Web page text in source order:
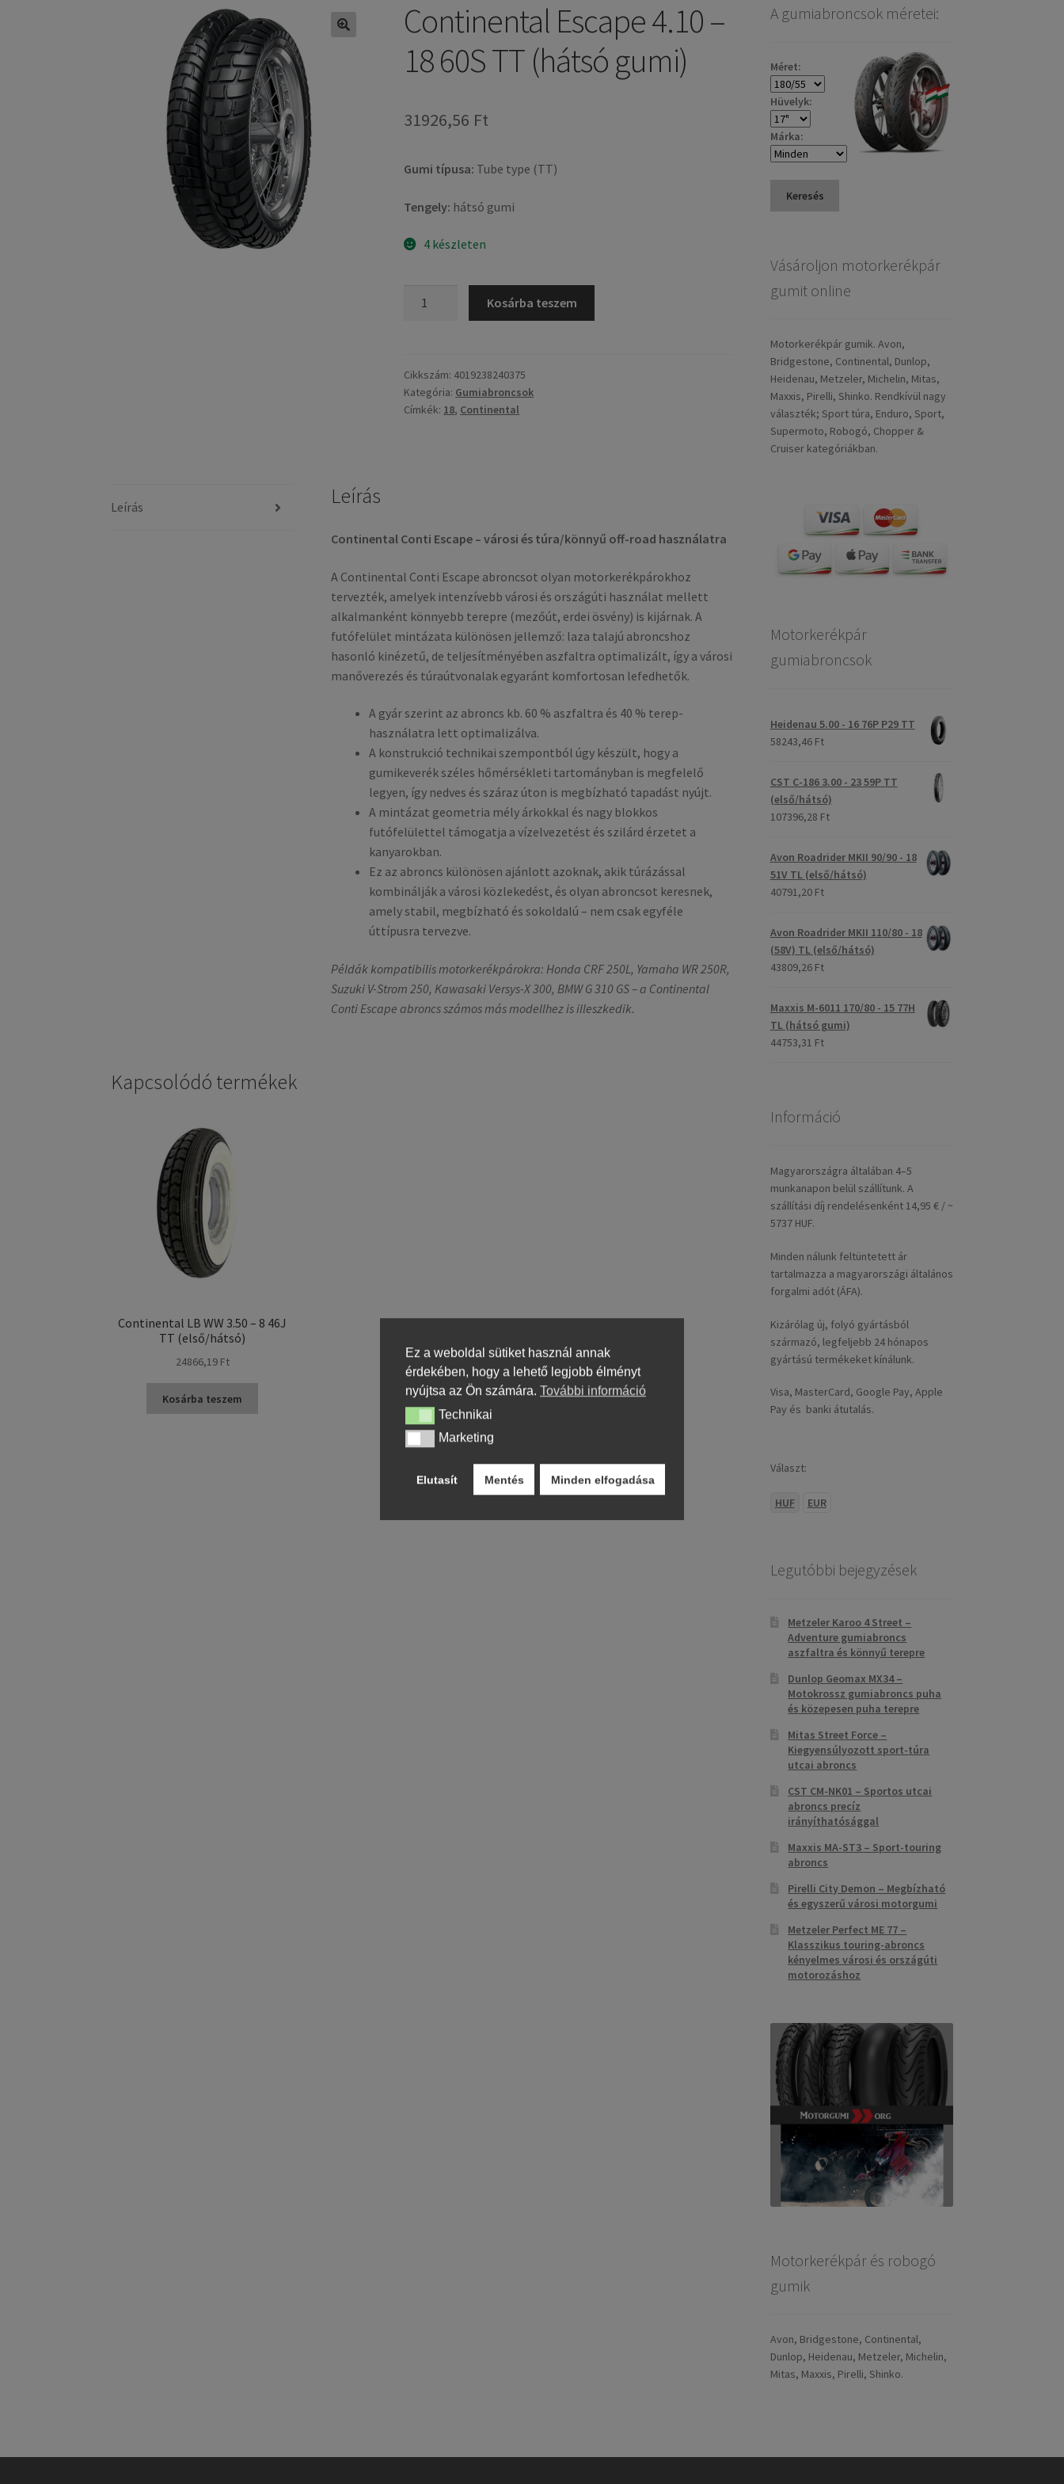
Continental Escape 4.10 –
18 60S TT (hátsó gumi)
31926,56 Ft
Gumi típusa: Tube type (TT)
Tengely: hátsó gumi
4 készleten
18
60S
TT
Kosárba teszem
Cikkszám: 4019238240375
Kategória: Gumiabroncsok
Címkék: 18, Continental
Leírás Leírás
Continental Conti Escape – városi és túra/könnyű off-road használatra
A Continental Conti Escape abroncsot olyan motorkerékpárokhoz
tervezték, amelyek intenzívebb városi és országúti használat mellett
alkalmanként könnyebb terepre (mezőút, erdei ösvény) is kijárnak. A
futófelület mintázata különösen jellemző: laza talajú abroncshoz
hasonló kinézetű, de teljesítményében aszfaltra optimalizált, így a városi
manőverezés és túraútvonalak egyaránt komfortosan lefedhetők.
A gyár szerint az abroncs kb. 60 % aszfaltra és 40 % terep-
használatra lett optimalizálva.
A konstrukció technikai szempontból úgy készült, hogy a
gumikeverék széles hőmérsékleti tartományban is megfelelő
legyen, így nedves és száraz úton is megbízható tapadást nyújt.
A mintázat geometria mély árkokkal és nagy blokkos
futófelülettel támogatja a vízelvezetést és szilárd érzetet a
kanyarokban.
Ez az abroncs különösen ajánlott azoknak, akik túrázással
kombinálják a városi közlekedést, és olyan abroncsot keresnek,
amely stabil, megbízható és sokoldalú – nem csak egyféle
úttípusra tervezve.
Példák kompatibilis motorkerékpárokra: Honda CRF 250L, Yamaha WR 250R,
Suzuki V-Strom 250, Kawasaki Versys-X 300, BMW G 310 GS – a Continental
Conti Escape abroncs számos más modellhez is illeszkedik.
Kapcsolódó termékek
Continental LB WW 3.50 – 8 46J
TT (első/hátsó)
24866,19 Ft
Kosárba teszem
A gumiabroncsok méretei:
Méret:
Hüvelyk:
Márka:
Keresés
Vásároljon motorkerékpár
gumit online
Motorkerékpár gumik. Avon,
Bridgestone, Continental, Dunlop,
Heidenau, Metzeler, Michelin, Mitas,
Maxxis, Pirelli, Shinko. Rendkívül nagy
választék; Sport túra, Enduro, Sport,
Supermoto, Robogó, Chopper &
Cruiser kategóriákban.
Motorkerékpár
gumiabroncsok
Heidenau 5.00 - 16 76P P29 TT
58243,46 Ft
CST C-186 3.00 - 23 59P TT
(első/hátsó)
107396,28 Ft
Avon Roadrider MKII 90/90 - 18
51V TL (első/hátsó)
40791,20 Ft
Avon Roadrider MKII 110/80 - 18
(58V) TL (első/hátsó)
43809,26 Ft
Maxxis M-6011 170/80 - 15 77H
TL (hátsó gumi)
44753,31 Ft
Információ
Magyarországra általában 4–5
munkanapon belül szállítunk. A
szállítási díj rendelésenként 14,95 € / ~
5737 HUF.
Minden nálunk feltüntetett ár
tartalmazza a magyarországi általános
forgalmi adót (ÁFA).
Kizárólag új, folyó gyártásból
származó, legfeljebb 24 hónapos
gyártású termékeket kínálunk.
Visa, MasterCard, Google Pay, Apple
Pay és banki átutalás.
Választ:
HUF EUR
Legutóbbi bejegyzések
Metzeler Karoo 4 Street –
Adventure gumiabroncs
aszfaltra és könnyű terepre
Dunlop Geomax MX34 –
Motokrossz gumiabroncs puha
és közepesen puha terepre
Mitas Street Force –
Kiegyensúlyozott sport-túra
utcai abroncs
CST CM-NK01 – Sportos utcai
abroncs precíz
irányíthatósággal
Maxxis MA-ST3 – Sport-touring
abroncs
Pirelli City Demon – Megbízható
és egyszerű városi motorgumi
Metzeler Perfect ME 77 –
Klasszikus touring-abroncs
kényelmes városi és országúti
motorozáshoz
Motorkerékpár és robogó
gumik
Avon, Bridgestone, Continental,
Dunlop, Heidenau, Metzeler, Michelin,
Mitas, Maxxis, Pirelli, Shinko.
Ez a weboldal sütiket használ annak
érdekében, hogy a lehető legjobb élményt
nyújtsa az Ön számára. További információ
TechnikaiTechnikai
MarketingMarketing
Elutasít Mentés Minden elfogadása